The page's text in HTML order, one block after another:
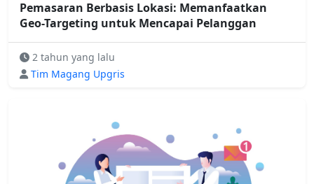
Pemasaran Berbasis Lokasi: Memanfaatkan
Geo-Targeting untuk Mencapai Pelanggan
2 tahun yang lalu
Tim Magang Upgris